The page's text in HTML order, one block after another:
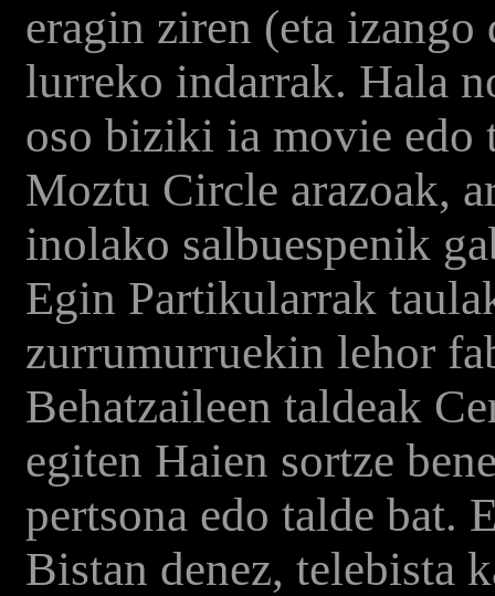
eragin ziren (eta
lurreko indarrak. Hala
oso biziki ia movie edo
Moztu Circle arazoak,
inolako salbuespenik
Egin Partikularrak
zurrumurruekin lehor
Behatzaileen taldeak
egiten Haien sortze
pertsona edo talde bat.
Bistan denez, telebista